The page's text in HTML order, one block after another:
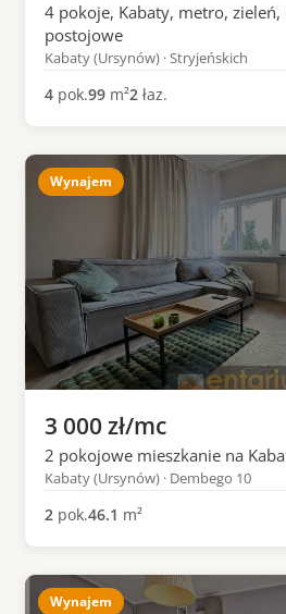
4 pokoje, Kabaty, metro, zieleń,
postojowe
Kabaty (Ursynów) · Stryjeńskich
4 pok.99 m²2 łaz.
Wynajem
3 000 zł/mc
2 pokojowe mieszkanie na
Kabaty (Ursynów) · Dembego 10
2 pok.46.1 m²
Wynajem